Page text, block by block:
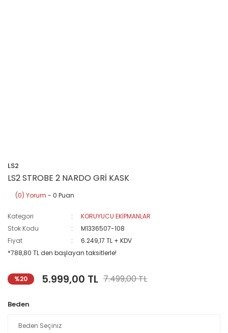
LS2
LS2 STROBE 2 NARDO GRİ KASK
(0) Yorum - 0 Puan
Kategori
KORUYUCU EKİPMANLAR
Stok Kodu
M1336507-108
Fiyat
6.249,17 TL + KDV
*788,80 TL den başlayan taksitlerle!
%20 5.999,00 TL 7.499,00 TL
Beden